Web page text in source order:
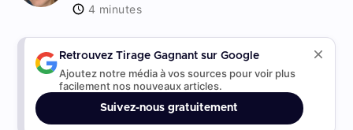
4 minutes
Retrouvez Tirage Gagnant sur Google
Ajoutez notre média à vos sources pour voir plus
facilement nos nouveaux articles.
Suivez-nous gratuitement